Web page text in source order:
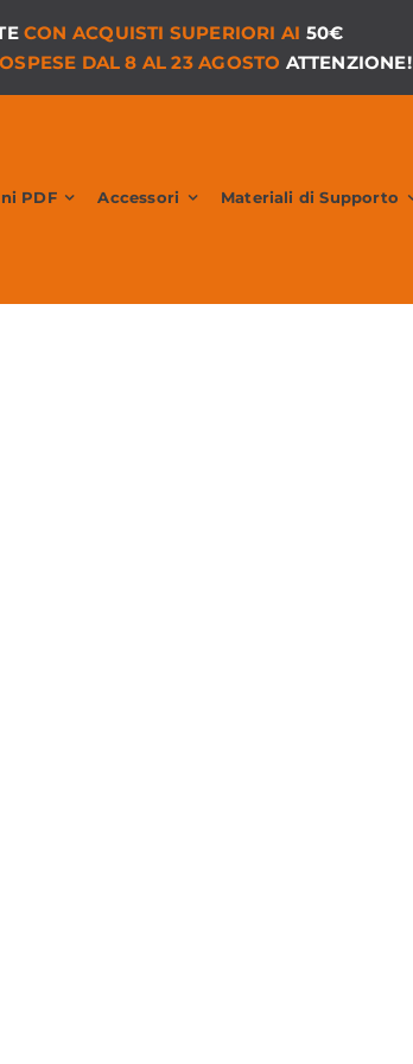
CON ACQUISTI SUPERIORI AI 50€
DAL 8 AL 23 AGOSTO ATTENZIONE!
PDF Accessori Materiali di Supporto